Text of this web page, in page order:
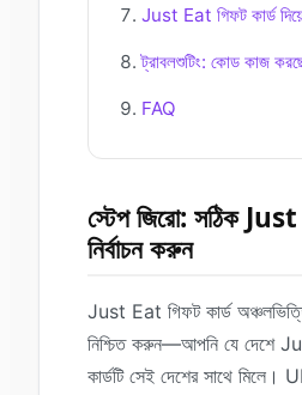
Just Eat গিফট কার্ড
ট্রাবলশুটিং: কোড কাজ
FAQ
স্টেপ জিরো: সঠিক
নির্বাচন করুন
Just Eat গিফট কার্ড
নিশ্চিত করুন—আপনি যে দেশে
কার্ডটি সেই দেশের সাথে